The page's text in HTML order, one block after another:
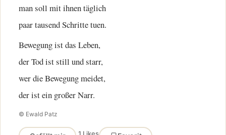
man soll mit ihnen täglich
paar tausend Schritte tuen.
Bewegung ist das Leben,
der Tod ist still und starr,
wer die Bewegung meidet,
der ist ein großer Narr.
© Ewald Patz
1 Likes